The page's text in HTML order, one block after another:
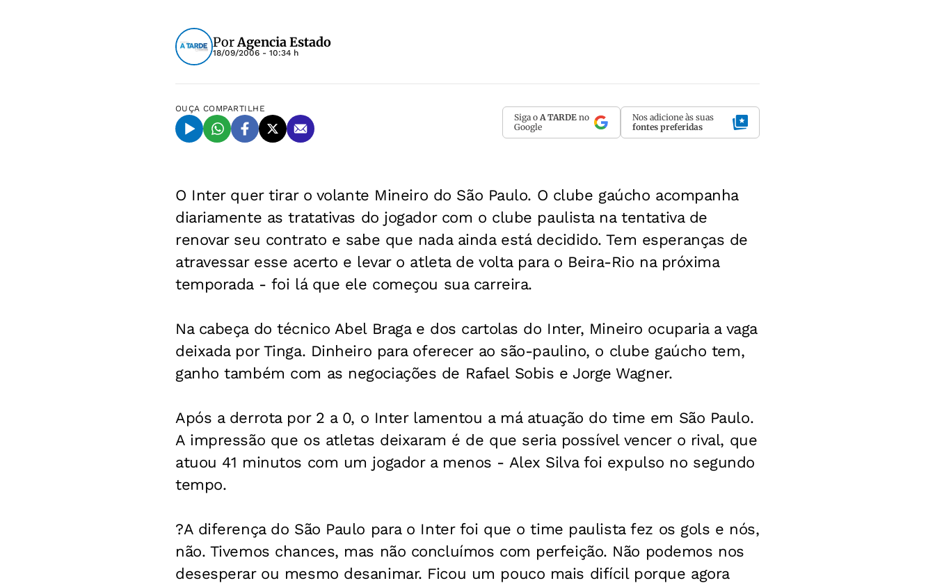
PorAgencia Estado
18/09/2006 - 10:34 h
OUÇA COMPARTILHE
Siga o A TARDE no
Google
Nos adicione às suas
fontes preferidas
O Inter quer tirar o volante Mineiro do São Paulo. O clube gaúcho acompanha
diariamente as tratativas do jogador com o clube paulista na tentativa de
renovar seu contrato e sabe que nada ainda está decidido. Tem esperanças de
atravessar esse acerto e levar o atleta de volta para o Beira-Rio na próxima
temporada - foi lá que ele começou sua carreira.
Na cabeça do técnico Abel Braga e dos cartolas do Inter, Mineiro ocuparia a vaga
deixada por Tinga. Dinheiro para oferecer ao são-paulino, o clube gaúcho tem,
ganho também com as negociações de Rafael Sobis e Jorge Wagner.
Após a derrota por 2 a 0, o Inter lamentou a má atuação do time em São Paulo.
A impressão que os atletas deixaram é de que seria possível vencer o rival, que
atuou 41 minutos com um jogador a menos - Alex Silva foi expulso no segundo
tempo.
?A diferença do São Paulo para o Inter foi que o time paulista fez os gols e nós,
não. Tivemos chances, mas não concluímos com perfeição. Não podemos nos
desesperar ou mesmo desanimar. Ficou um pouco mais difícil porque agora